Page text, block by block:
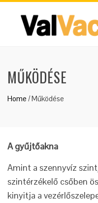
MŰKÖDÉSE
Home /Működése
A gyűjtőakna
Amint a szennyvíz
szintérzékelő csőben
kinyitja a